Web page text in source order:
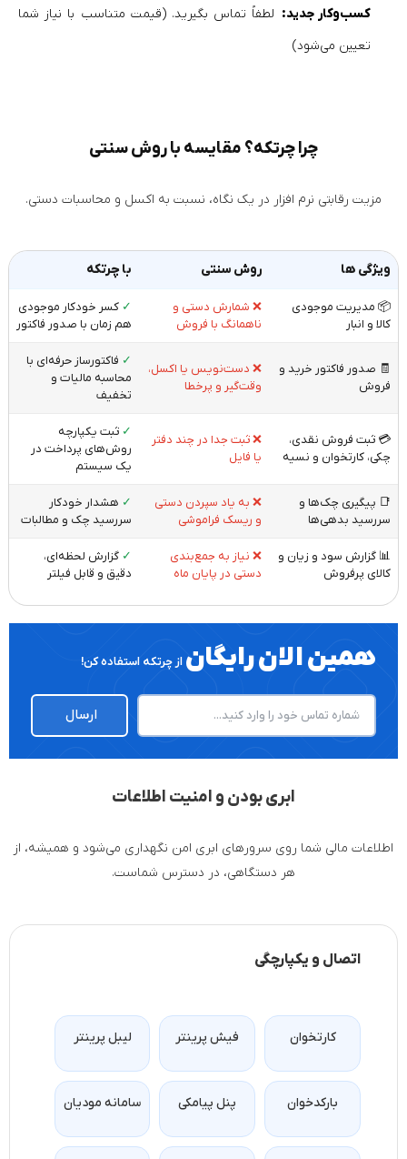
کسب‌وکار جدید: لطفاً تماس بگیرید. (قیمت متناسب با نیاز شما
تعیین می‌شود)
چرا چرتکه؟ مقایسه با روش سنتی
مزیت رقابتی نرم‌ افزار در یک نگاه، نسبت به اکسل و محاسبات دستی.
ویژگی ها روش سنتی با چرتکه
📦 مدیریت موجودی
کالا و انبار
❌ شمارش دستی و
ناهمانگ با فروش
✓ کسر خودکار موجودی
هم‌ زمان با صدور فاکتور
🧾 صدور فاکتور خرید و
فروش
❌ دست‌نویس یا اکسل،
وقت‌گیر و پرخطا
✓ فاکتورساز حرفه‌ای با
محاسبه مالیات و
تخفیف
️💳 ثبت فروش نقدی،
چکی، کارتخوان و نسیه
❌ ثبت جدا در چند دفتر
یا فایل
✓ ثبت یکپارچه
روش‌های پرداخت در
یک سیستم
📑 پیگیری چک‌ها و
سررسید بدهی‌ها
❌ به یاد سپردن دستی
و ریسک فراموشی
✓ هشدار خودکار
سررسید چک و مطالبات
📊 گزارش سود و زیان و
کالای پرفروش
❌ نیاز به جمع‌بندی
دستی در پایان ماه
✓ گزارش لحظه‌ای،
دقیق و قابل فیلتر
همین الان رایگان از چرتکه استفاده کن!
ارسال
ابری بودن و امنیت اطلاعات
اطلاعات مالی شما روی سرورهای ابری امن نگهداری می‌شود و همیشه، از
هر دستگاهی، در دسترس شماست.‎
اتصال و یکپارچگی
کارتخوان فیش پرینتر لیبل پرینتر
بارکدخوان پنل پیامکی سامانه مودیان